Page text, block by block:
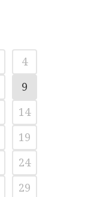
4
9
14
19
24
29